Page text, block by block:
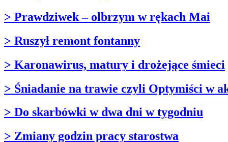
> Prawdziwek – olbrzym w rękach Mai
> Ruszył remont fontanny
> Karonawirus, matury i drożejące śmieci
> Śniadanie na trawie czyli Optymiści w
> Do skarbówki w dwa dni w tygodniu
> Zmiany godzin pracy starostwa